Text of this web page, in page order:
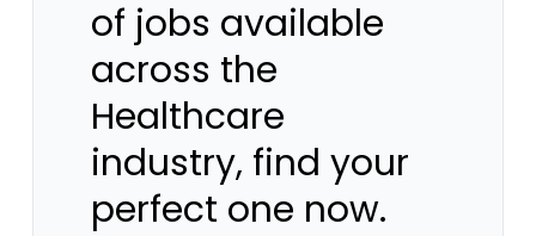
of jobs available
across the
Healthcare
industry, find your
perfect one now.